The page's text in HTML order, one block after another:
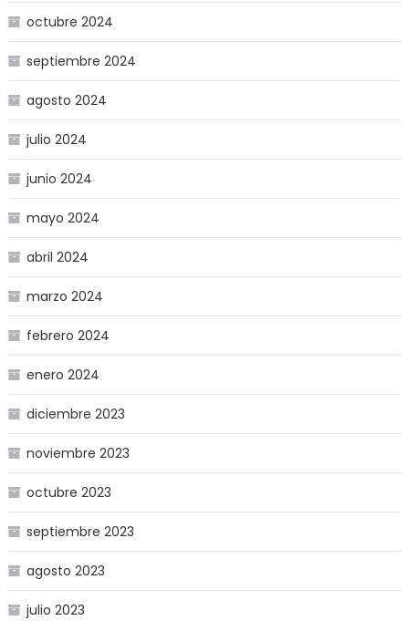
octubre 2024
septiembre 2024
agosto 2024
julio 2024
junio 2024
mayo 2024
abril 2024
marzo 2024
febrero 2024
enero 2024
diciembre 2023
noviembre 2023
octubre 2023
septiembre 2023
agosto 2023
julio 2023